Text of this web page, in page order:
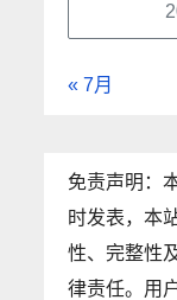
« 7月
免责声明：
时发表，本
性、完整性
律责任。用